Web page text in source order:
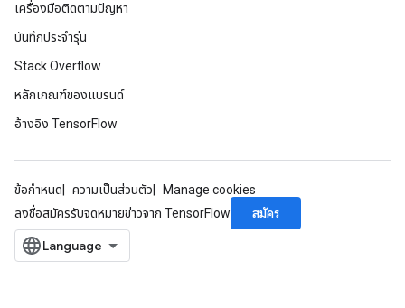
เครื่องมือติดตามปัญหา
บันทึกประจำรุ่น
Stack Overflow
หลักเกณฑ์ของแบรนด์
อ้างอิง TensorFlow
ข้อกำหนด ความเป็นส่วนตัว
Manage cookies
ลงชื่อสมัครรับจดหมายข่าวจาก TensorFlow
สมัคร